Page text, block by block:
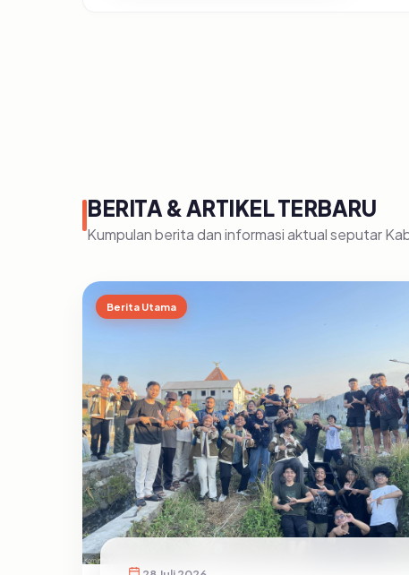
BERITA & ARTIKEL TERBARU
Kumpulan berita dan informasi aktual seputar
Berita Utama